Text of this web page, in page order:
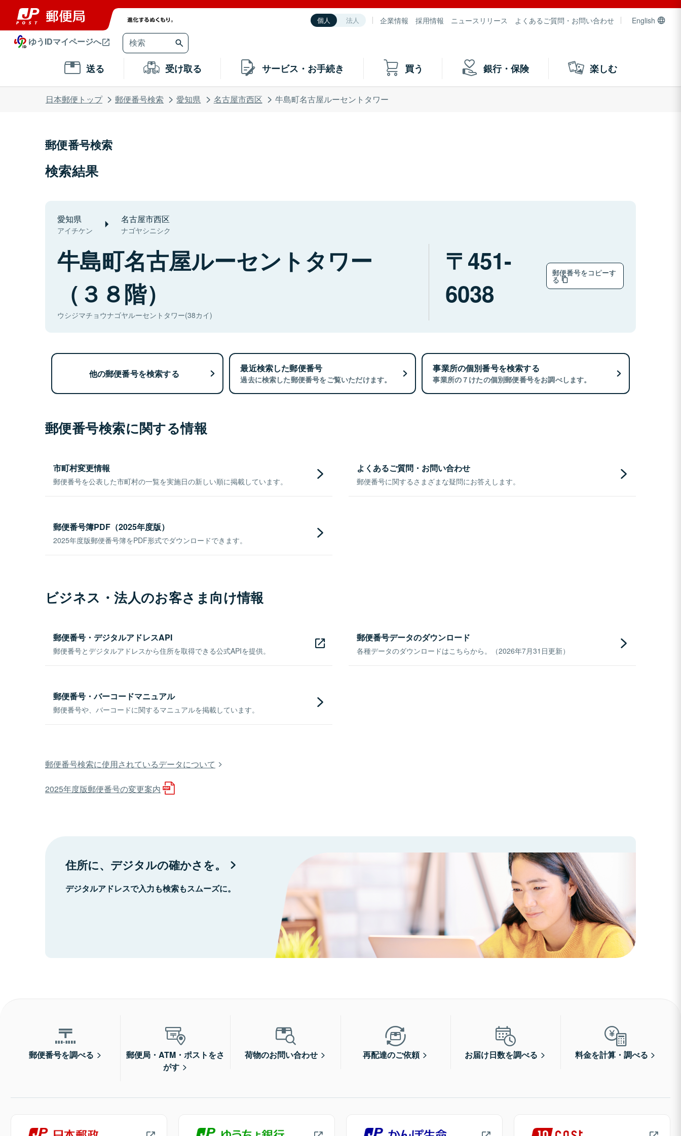
個人 法人 企業情報 採用情報 ニュースリリース よくあるご質問・お問い合わせ English
ゆうIDマイページへ
送る 受け取る サービス・お手続き 買う 銀行・保険 楽しむ
日本郵便トップ 郵便番号検索 愛知県 名古屋市西区 牛島町名古屋ルーセントタワー
郵便番号検索
検索結果
愛知県
アイチケン
名古屋市西区
ナゴヤシニシク
牛島町名古屋ルーセントタワー
（３８階）
ウシジマチョウナゴヤルーセントタワー(38カイ)
451-
6038
郵便番号をコピーす
る
他の郵便番号を検索する 最近検索した郵便番号
過去に検索した郵便番号をご覧いただけます。
事業所の個別番号を検索する
事業所の７けたの個別郵便番号をお調べします。
郵便番号検索に関する情報
市町村変更情報
郵便番号を公表した市町村の一覧を実施日の新しい順に掲載しています。
よくあるご質問・お問い合わせ
郵便番号に関するさまざまな疑問にお答えします。
郵便番号簿PDF（2025年度版）
2025年度版郵便番号簿をPDF形式でダウンロードできます。
ビジネス・法人のお客さま向け情報
郵便番号・デジタルアドレスAPI
郵便番号とデジタルアドレスから住所を取得できる公式APIを提供。
郵便番号データのダウンロード
各種データのダウンロードはこちらから。（2026年7月31日更新）
郵便番号・バーコードマニュアル
郵便番号や、バーコードに関するマニュアルを掲載しています。
郵便番号検索に使用されているデータについて
2025年度版郵便番号の変更案内
住所に、デジタルの確かさを。
デジタルアドレスで入力も検索もスムーズに。
郵便番号を調べる
郵便局・ATM・ポストをさ
がす
荷物のお問い合わせ 再配達のご依頼 お届け日数を調べる 料金を計算・調べる